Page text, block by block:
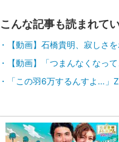
こんな記事も読まれて
【動画】石橋貴明、寂しさ
【動画】「つまんなくなっ
「この羽6万するんすよ…」